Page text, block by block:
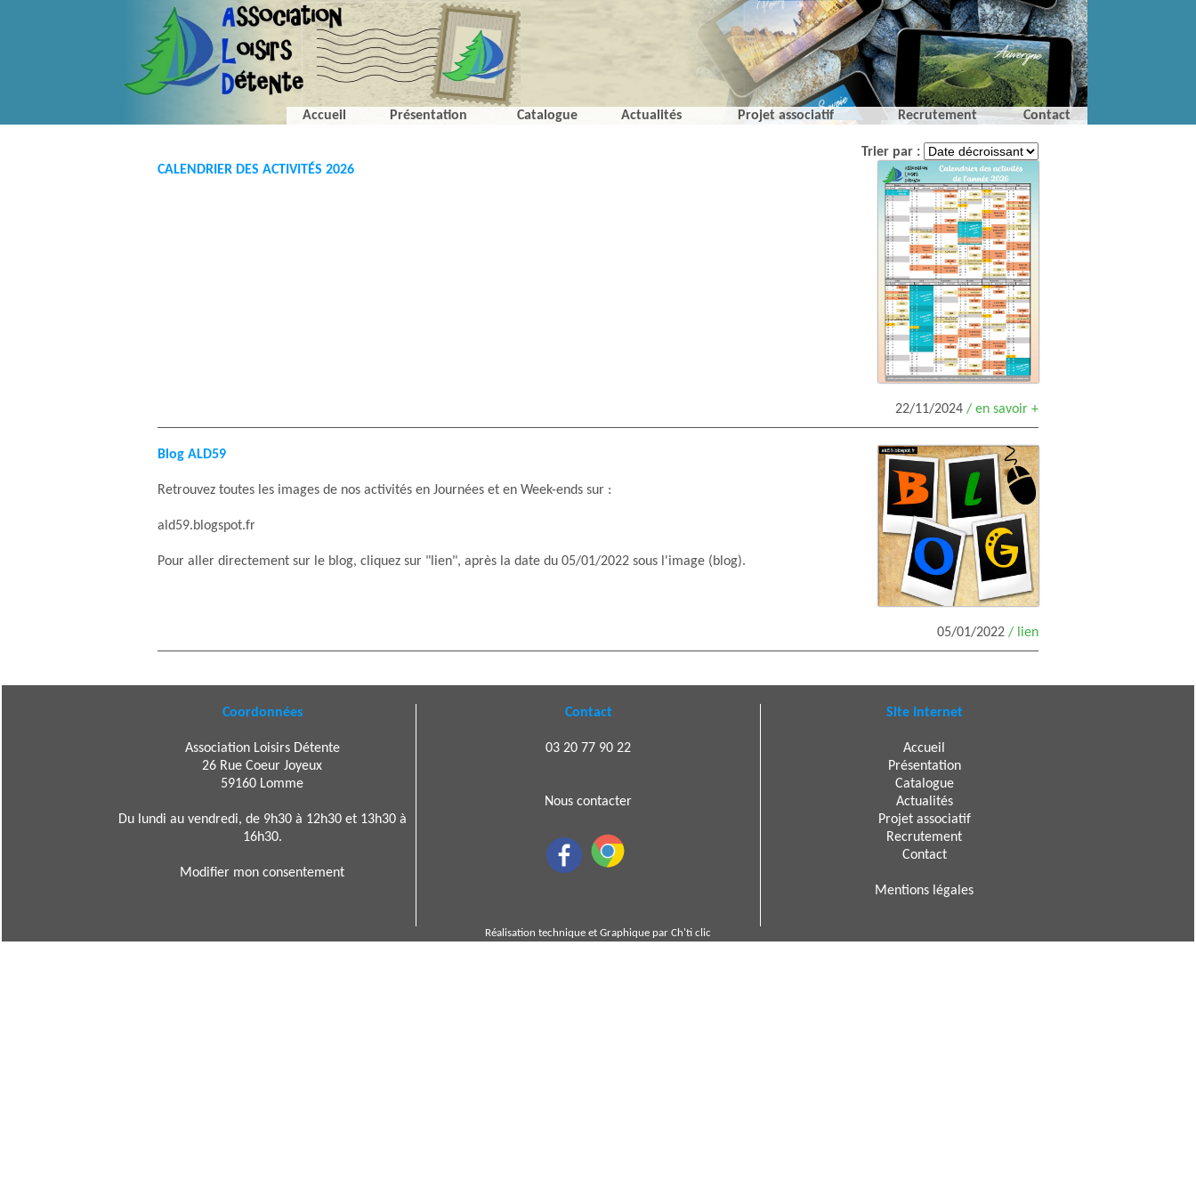
Accueil Présentation Catalogue Actualités Projet associatif Recrutement Contact
Trier par :
CALENDRIER DES ACTIVITÉS 2026
22/11/2024 / en savoir +
Blog ALD59
Retrouvez toutes les images de nos activités en Journées et en Week-ends sur :
ald59.blogspot.fr
Pour aller directement sur le blog, cliquez sur "lien", après la date du 05/01/2022 sous l'image (blog).
05/01/2022 / lien
Coordonnées
Association Loisirs Détente
26 Rue Coeur Joyeux
59160 Lomme
Du lundi au vendredi, de 9h30 à 12h30 et 13h30 à
16h30.
Modifier mon consentement
Contact
03 20 77 90 22
Nous contacter
Site Internet
Accueil
Présentation
Catalogue
Actualités
Projet associatif
Recrutement
Contact
Mentions légales
Réalisation technique et Graphique par Ch'ti clic